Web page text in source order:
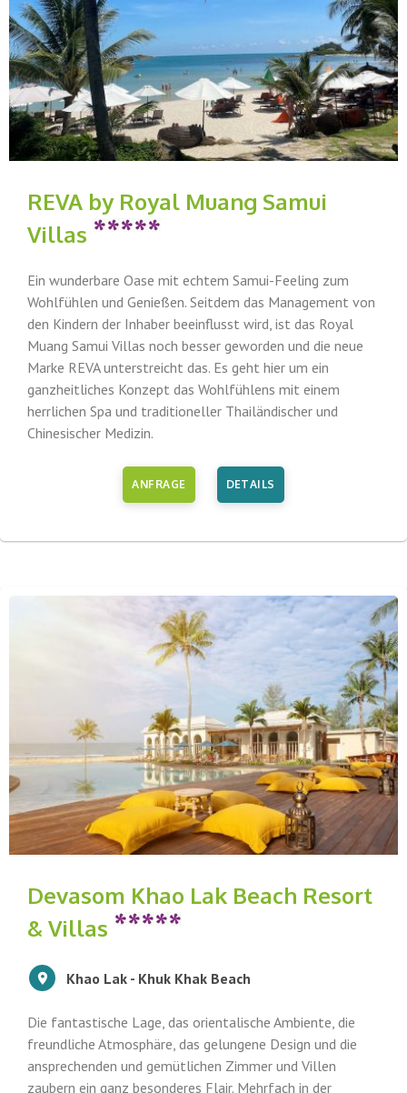
REVA by Royal Muang Samui
Villas
Ein wunderbare Oase mit echtem Samui-Feeling zum
Wohlfühlen und Genießen. Seitdem das Management von
den Kindern der Inhaber beeinflusst wird, ist das Royal
Muang Samui Villas noch besser geworden und die neue
Marke REVA unterstreicht das. Es geht hier um ein
ganzheitliches Konzept das Wohlfühlens mit einem
herrlichen Spa und traditioneller Thailändischer und
Chinesischer Medizin.
ANFRAGE DETAILS
Devasom Khao Lak Beach Resort
& Villas
Khao Lak - Khuk Khak Beach
Die fantastische Lage, das orientalische Ambiente, die
freundliche Atmosphäre, das gelungene Design und die
ansprechenden und gemütlichen Zimmer und Villen
zaubern ein ganz besonderes Flair. Mehrfach in der